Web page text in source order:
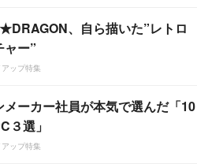
、自ら描いた”レトロ
ャー”
ップ特集
メーカー社員が本気で選んだ「10
３選」
ップ特集